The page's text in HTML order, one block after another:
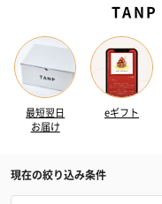
最短翌日
お届け
eギフト
現在の絞り込み条件